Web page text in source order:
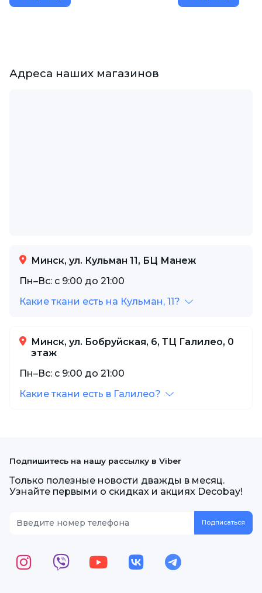
Адреса наших магазинов
Минск, ул. Кульман 11, БЦ Манеж
Пн–Вс: с 9:00 до 21:00
Какие ткани есть на Кульман, 11?
Минск, ул. Бобруйская, 6, ТЦ Галилео, 0
этаж
Пн–Вс: с 9:00 до 21:00
Какие ткани есть в Галилео?
Подпишитесь на нашу рассылку в Viber
Только полезные новости дважды в месяц.
Узнайте первыми о скидках и акциях Decobay!